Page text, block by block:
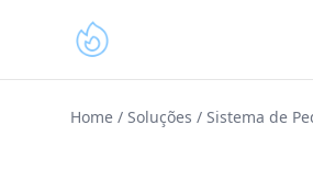
Home / Soluções / Sistema de